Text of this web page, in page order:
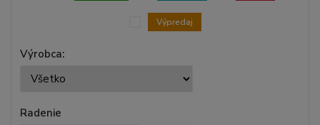
Výrobca:
Výpredaj
Radenie